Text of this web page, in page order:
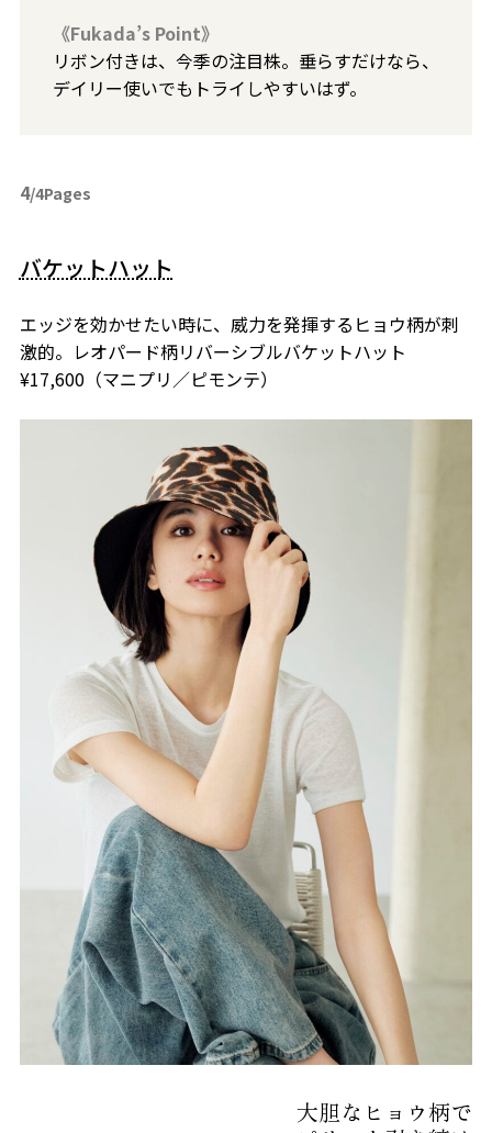
《Fukada’s Point》
リボン付きは、今季の注目株。垂らすだけなら、
デイリー使いでもトライしやすいはず。
4/4Pages
バケットハット
エッジを効かせたい時に、威力を発揮するヒョウ柄が刺
激的。レオパード柄リバーシブルバケットハット
¥17,600（マニプリ／ピモンテ）
大胆なヒョウ柄で